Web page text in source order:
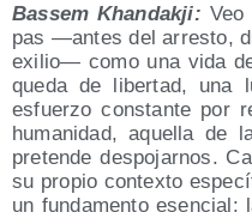
Bas­sem Khan­dak­ji:
pas —antes del arres­to,
exi­lio— como una vida
que­da de liber­tad, una
esfuer­zo cons­tan­te por
huma­ni­dad, aque­lla de
pre­ten­de des­po­jar­nos.
su pro­pio con­tex­to
un fun­da­men­to